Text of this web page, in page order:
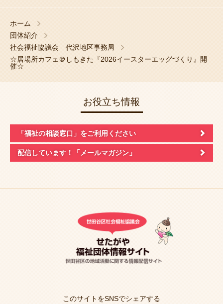
ホーム
団体紹介
社会福祉協議会 代沢地区事務局
☆居場所カフェ＠しもきた『2026イースターエッグづくり』開
催☆
お役立ち情報
「福祉の相談窓口」 をご利用ください
配信しています！ 「メールマガジン」
このサイトをSNSでシェアする